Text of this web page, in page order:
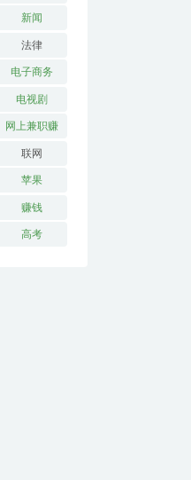
新闻
法律
电子商务
电视剧
网上兼职赚
钱
联网
苹果
赚钱
高考